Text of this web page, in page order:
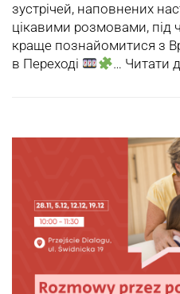
зустрічей, наповнених
цікавими розмовами, під
краще познайомитися з
в Переході
… Читати